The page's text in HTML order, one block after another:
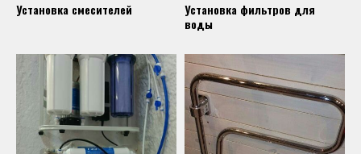
Установка смесителей
Установка фильтров для
воды